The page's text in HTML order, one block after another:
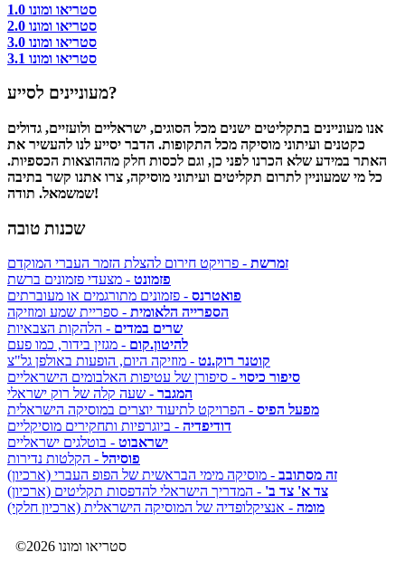
סטריאו ומונו 1.0
סטריאו ומונו 2.0
סטריאו ומונו 3.0
סטריאו ומונו 3.1
מעוניינים לסייע?
אנו מעוניינים בתקליטים ישנים מכל הסוגים, ישראליים ולועזיים, גדולים
כקטנים ועיתוני מוסיקה מכל התקופות. הדבר יסייע לנו להעשיר את
האתר במידע שלא הכרנו לפני כן, וגם לכסות חלק מההוצאות הכספיות.
כל מי שמעוניין לתרום תקליטים ועיתוני מוסיקה, צרו אתנו קשר בתיבה
שמשמאל. תודה!
שכנות טובה
זמרשת - פרויקט חירום להצלת הזמר העברי המוקדם
פזמונט - מצעדי פזמונים ברשת
פואטרנס - פזמונים מתורגמים או מעוברתים
הספרייה הלאומית - ספריית שמע ומוזיקה
שרים במדים - הלהקות הצבאיות
להיטון.קום - מגזין בידור, כמו פעם
קוטנר רוק.נט - מוזיקה היום, הופעות באולפן גל"צ
סיפור כיסוי - סיפורן של עטיפות האלבומים הישראליים
המגבר - שעה קלה של רוק ישראלי
מפעל הפיס - הפרויקט לתיעוד יוצרים במוסיקה הישראלית
דודיפדיה - ביוגרפיות ותחקירים מוסיקליים
ישראבוט - בוטלגים ישראליים
פוסיהל - הקלטות נדירות
זה מסתובב - מוסיקה מימי הבראשית של הפופ העברי (ארכיון)
צד א' צד ב' - המדריך הישראלי להדפסות תקליטים (ארכיון)
מומה - אנציקלופדיה של המוסיקה הישראלית (ארכיון חלקי)
©2026 סטריאו ומונו